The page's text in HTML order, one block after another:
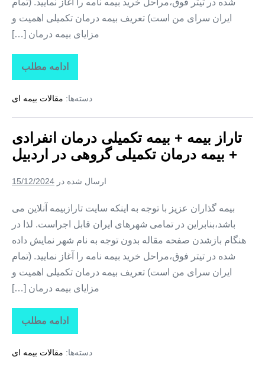
شده در تیتر فوق،مراحل خرید بیمه نامه را آغاز نمایید. (تمام
ایران سرای من است) تعریف بیمه درمان تکمیلی اهمیت و
مزایای بیمه درمان […]
ادامه مطلب
تاراز
بیمه
بیمه
درمان
+
بیمه
درمان
تکمیلی
در
دسته‌ها: مقالات بیمه ای
تاراز بیمه + بیمه تکمیلی درمان انفرادی
+ بیمه درمان تکمیلی گروهی در اردبیل
ارسال شده در 15/12/2024
بیمه گذاران عزیز با توجه به اینکه سایت تارازبیمه آنلاین می
باشد،بنابراین در تمامی شهرهای ایران قابل اجراست. لذا در
هنگام بازشدن صفحه مقاله بدون توجه به نام شهر نمایش داده
شده در تیتر فوق،مراحل خرید بیمه نامه را آغاز نمایید. (تمام
ایران سرای من است) تعریف بیمه درمان تکمیلی اهمیت و
مزایای بیمه درمان […]
ادامه مطلب
تاراز
بیمه
بیمه
دسته‌ها: مقالات بیمه ای